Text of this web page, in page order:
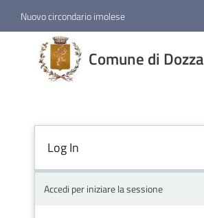
Vai al contenuto
Vai alla navigazione
Vai al footer
Nuovo circondario imolese
Comune di Dozza
Comune
di
Dozza
Amministrazione
Novità
Log In
Accedi per iniziare la sessione